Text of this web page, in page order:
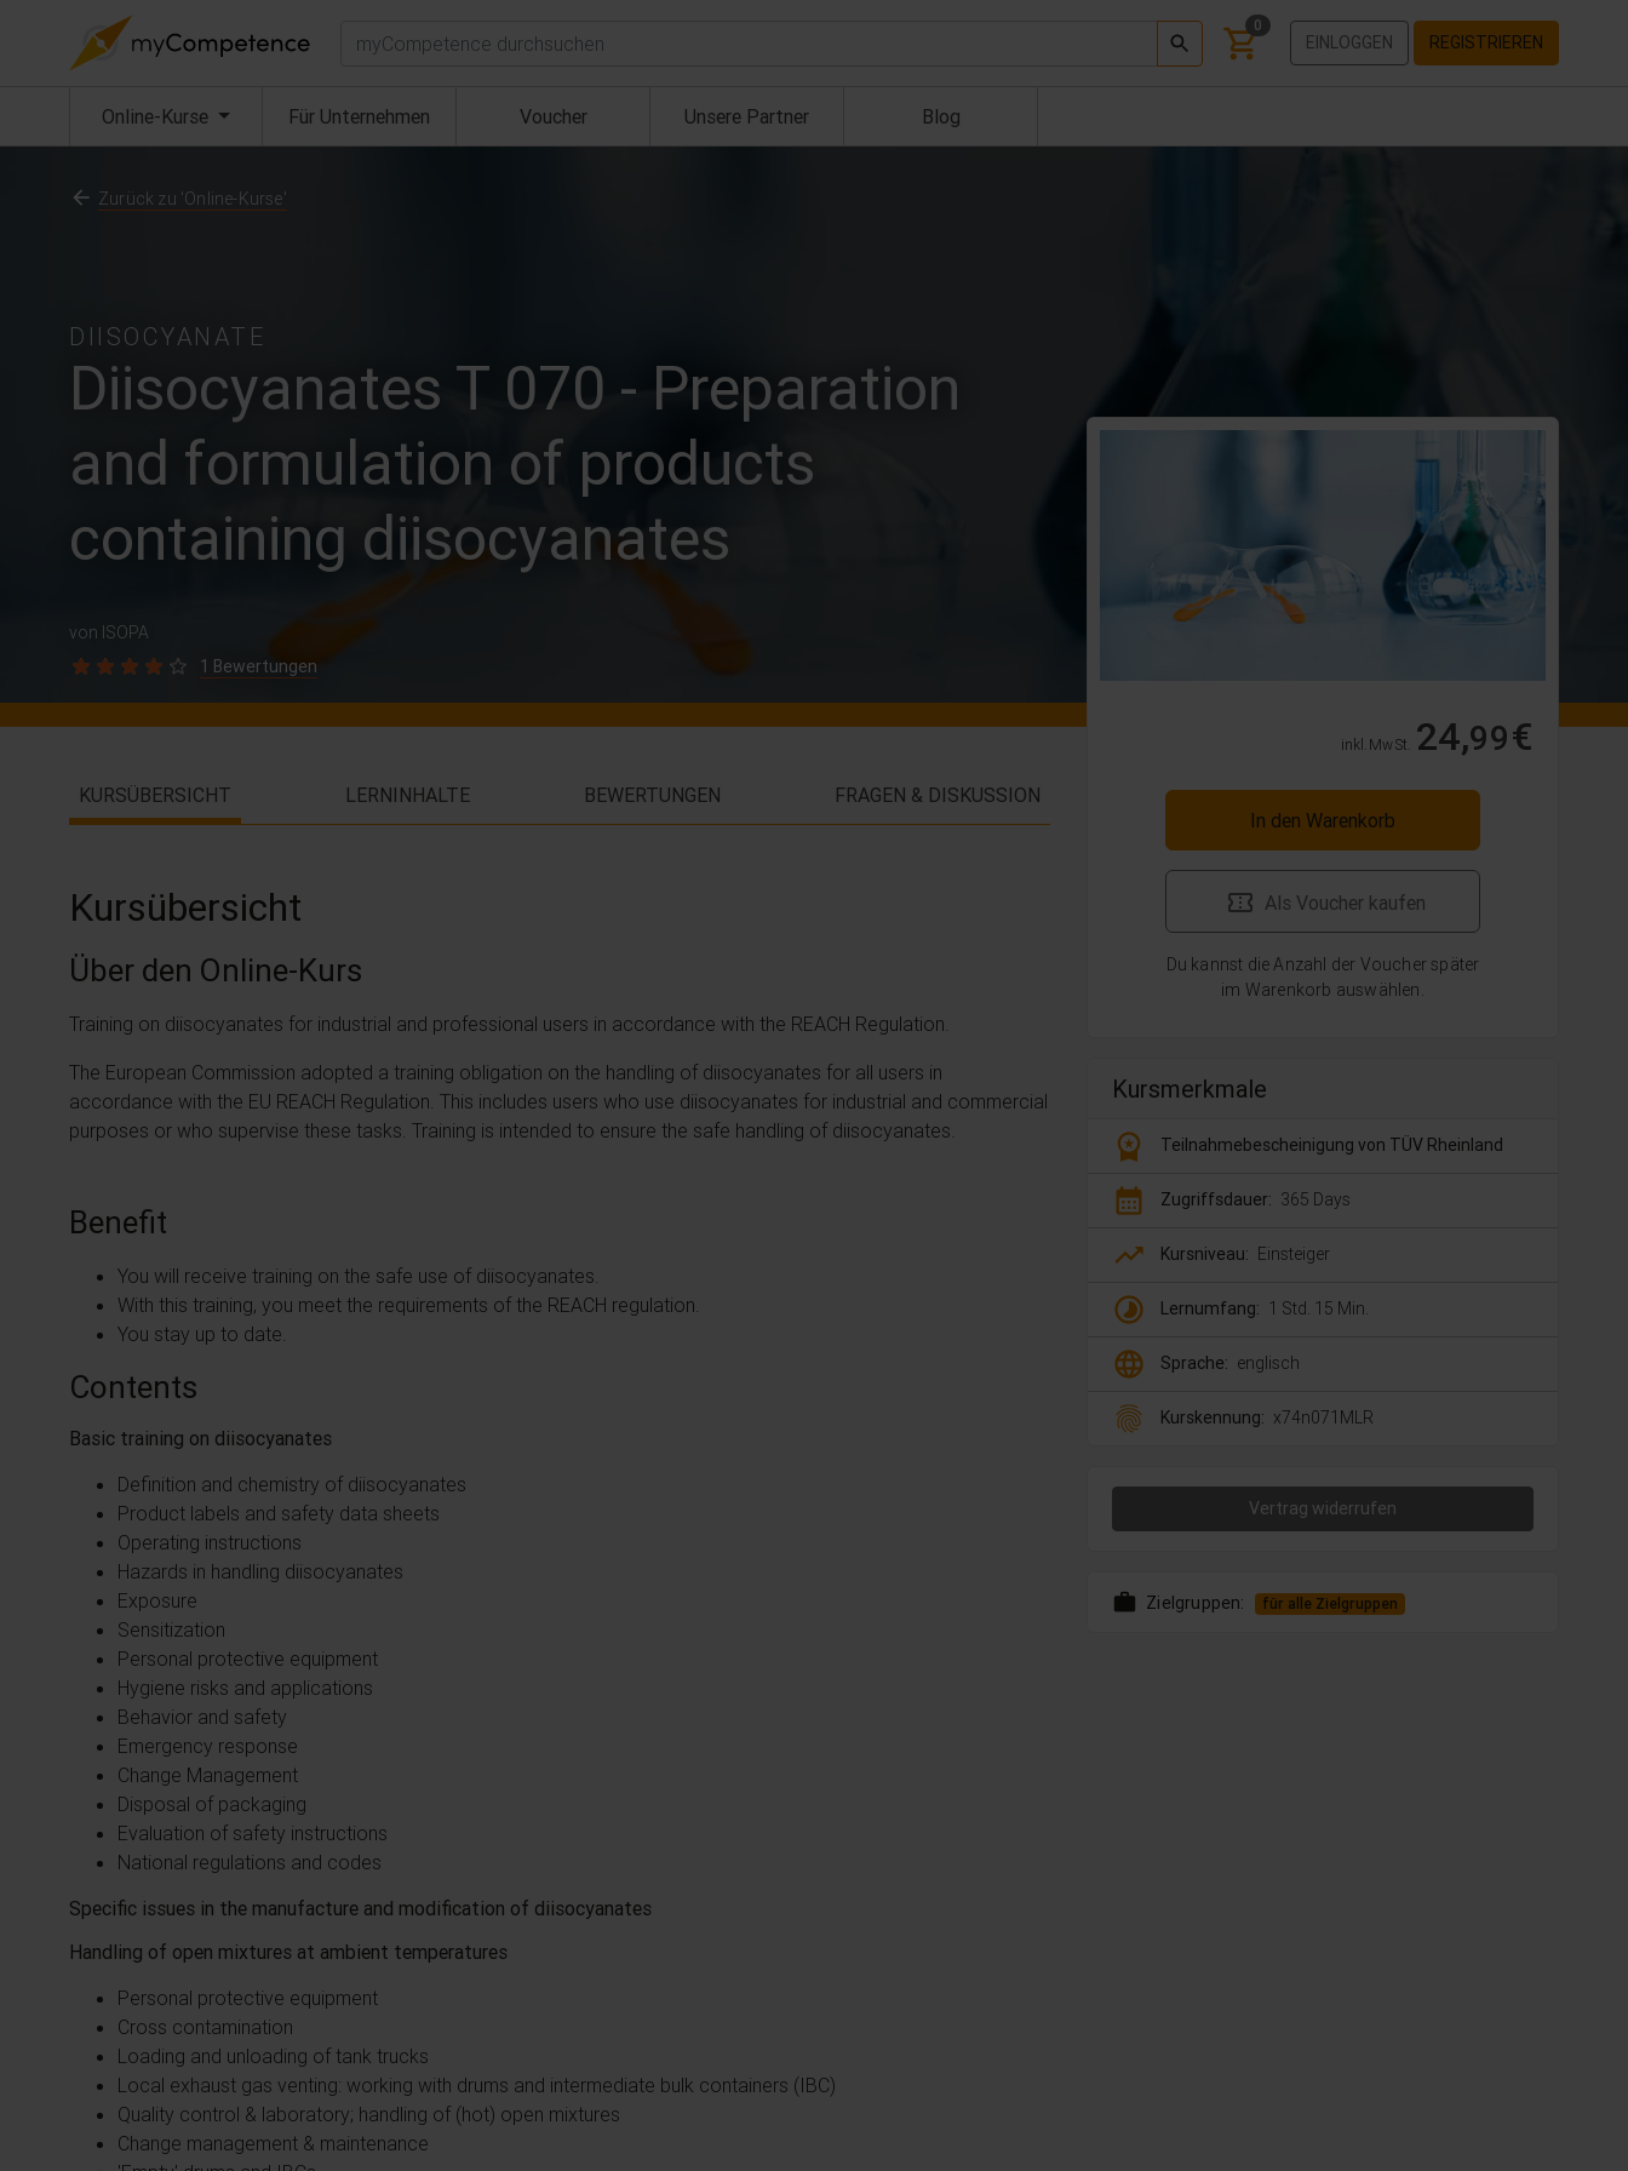
Suchen 0
EINLOGGEN REGISTRIEREN
Online-Kurse (aktuell) Für Unternehmen Voucher Unsere Partner Blog
DIISOCYANATE
Diisocyanates T 070 - Preparation
and formulation of products
containing diisocyanates
von ISOPA
1 Bewertungen
Zurück zu 'Online-Kurse'
inkl. MwSt. 24,99€
In den Warenkorb
Als Voucher kaufen
Du kannst die Anzahl der Voucher später
im Warenkorb auswählen.
Kursmerkmale
workspace_premium Teilnahmebescheinigung von TÜV Rheinland
calendar_month Zugriffsdauer: 365 Days
trending_up Kursniveau: Einsteiger
timelapse Lernumfang: 1 Std. 15 Min.
language Sprache: englisch
fingerprint Kurskennung: x74n071MLR
Vertrag widerrufen
work Zielgruppen: für alle Zielgruppen
KURSÜBERSICHT LERNINHALTE BEWERTUNGEN FRAGEN & DISKUSSION
Kursübersicht
Über den Online-Kurs
Training on diisocyanates for industrial and professional users in accordance with the REACH Regulation.
The European Commission adopted a training obligation on the handling of diisocyanates for all users in
accordance with the EU REACH Regulation. This includes users who use diisocyanates for industrial and commercial
purposes or who supervise these tasks. Training is intended to ensure the safe handling of diisocyanates.
Benefit
You will receive training on the safe use of diisocyanates.
With this training, you meet the requirements of the REACH regulation.
You stay up to date.
Contents
Basic training on diisocyanates
Definition and chemistry of diisocyanates
Product labels and safety data sheets
Operating instructions
Hazards in handling diisocyanates
Exposure
Sensitization
Personal protective equipment
Hygiene risks and applications
Behavior and safety
Emergency response
Change Management
Disposal of packaging
Evaluation of safety instructions
National regulations and codes
Specific issues in the manufacture and modification of diisocyanates
Handling of open mixtures at ambient temperatures
Personal protective equipment
Cross contamination
Loading and unloading of tank trucks
Local exhaust gas venting: working with drums and intermediate bulk containers (IBC)
Quality control & laboratory; handling of (hot) open mixtures
Change management & maintenance